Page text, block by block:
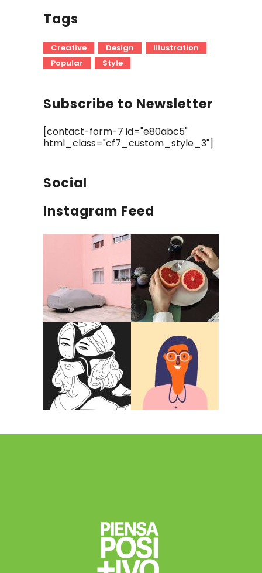
Tags
Creative Design
Illustration
Popular
Style
Subscribe to Newsletter
[contact-form-7 id="e80abc5"
html_class="cf7_custom_style_3"]
Social
Instagram Feed